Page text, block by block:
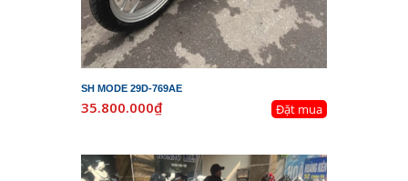
SH MODE 29D-769AE
35.800.000₫ Đặt mua